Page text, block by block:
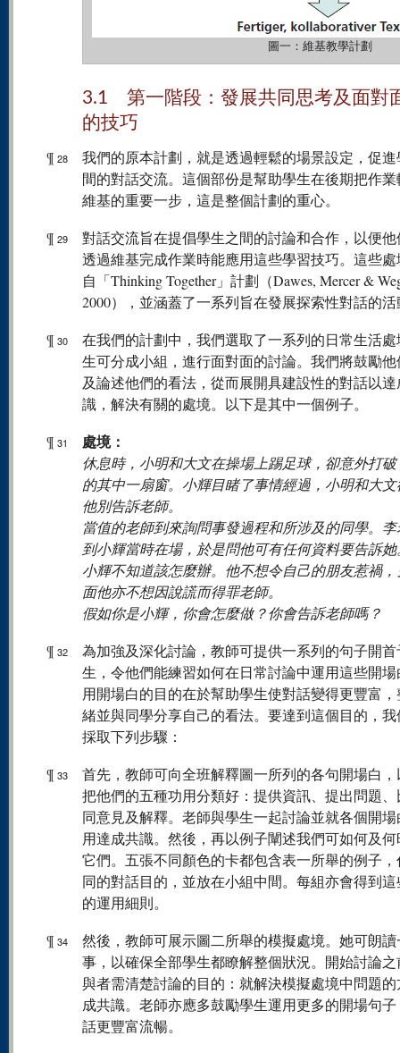
圖一：維基教學計劃
3.1 第一階段：發展共同思考及面對
的技巧
¶ 28
我們的原本計劃，就是透過輕鬆的場景設定，促
間的對話交流。這個部份是幫助學生在後期把作
維基的重要一步，這是整個計劃的重心。
¶ 29
對話交流旨在提倡學生之間的討論和合作，以便
透過維基完成作業時能應用這些學習技巧。這些
自「Thinking Together」計劃（Dawes, Mercer &
2000），並涵蓋了一系列旨在發展探索性對話的
¶ 30
在我們的計劃中，我們選取了一系列的日常生活
生可分成小組，進行面對面的討論。我們將鼓勵
及論述他們的看法，從而展開具建設性的對話以達
識，解決有關的處境。以下是其中一個例子。
¶ 31 處境：
休息時，小明和大文在操場上踢足球，卻意外打
的其中一扇窗。小輝目睹了事情經過，小明和大
他別告訴老師。
當值的老師到來詢問事發過程和所涉及的同學。
到小輝當時在場，於是問他可有任何資料要告訴她
小輝不知道該怎麼辦。他不想令自己的朋友惹禍
面他亦不想因說謊而得罪老師。
假如你是小輝，你會怎麼做？你會告訴老師嗎？
¶ 32
為加強及深化討論，教師可提供一系列的句子開首
生，令他們能練習如何在日常討論中運用這些開
用開場白的目的在於幫助學生使對話變得更豐富
緒並與同學分享自己的看法。要達到這個目的，
採取下列步驟：
¶ 33
首先，教師可向全班解釋圖一所列的各句開場白
把他們的五種功用分類好：提供資訊、提出問題
同意見及解釋。老師與學生一起討論並就各個開
用達成共識。然後，再以例子闡述我們可如何及
它們。五張不同顏色的卡都包含表一所舉的例子
同的對話目的，並放在小組中間。每組亦會得到
的運用細則。
¶ 34
然後，教師可展示圖二所舉的模擬處境。她可朗
事，以確保全部學生都瞭解整個狀況。開始討論
與者需清楚討論的目的：就解決模擬處境中問題
成共識。老師亦應多鼓勵學生運用更多的開場句
話更豐富流暢。